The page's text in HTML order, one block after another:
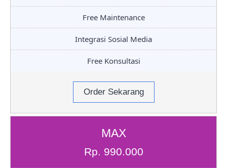
Free Maintenance
Integrasi Sosial Media
Free Konsultasi
Order Sekarang
MAX
Rp. 990.000